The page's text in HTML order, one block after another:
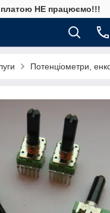
НЕ працюємо!!!
Потенціометри,